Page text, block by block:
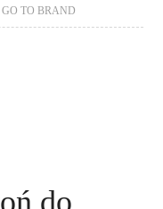
TO BRAND
do